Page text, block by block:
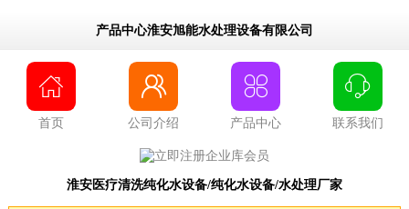
产品中心淮安旭能水处理设备有限公司

首页

公司介绍

产品中心

联系我们
淮安医疗清洗纯化水设备/纯化水设备/水处理厂家